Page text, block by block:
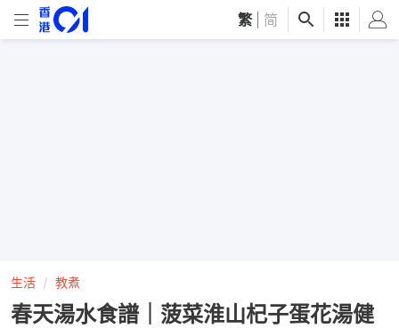
繁 简
生活 教煮
春天湯水食譜｜菠菜淮山杞子蛋花湯健